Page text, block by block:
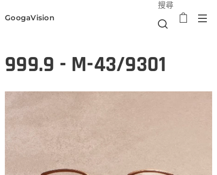
GoogaVision
搜尋
999.9 - M-43/9301